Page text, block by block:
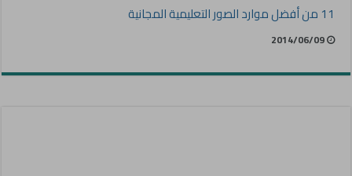
11 من أفضل موارد الصور التعليمية المجانية
2014/06/09